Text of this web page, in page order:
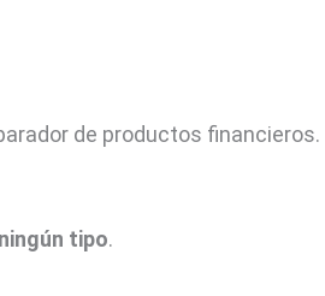
de productos financieros.
tipo.